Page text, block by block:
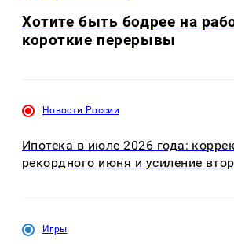
Хотите быть бодрее на
короткие перерывы
Новости России
Ипотека в июле 2026 года:
рекордного июня и усиление
Игры